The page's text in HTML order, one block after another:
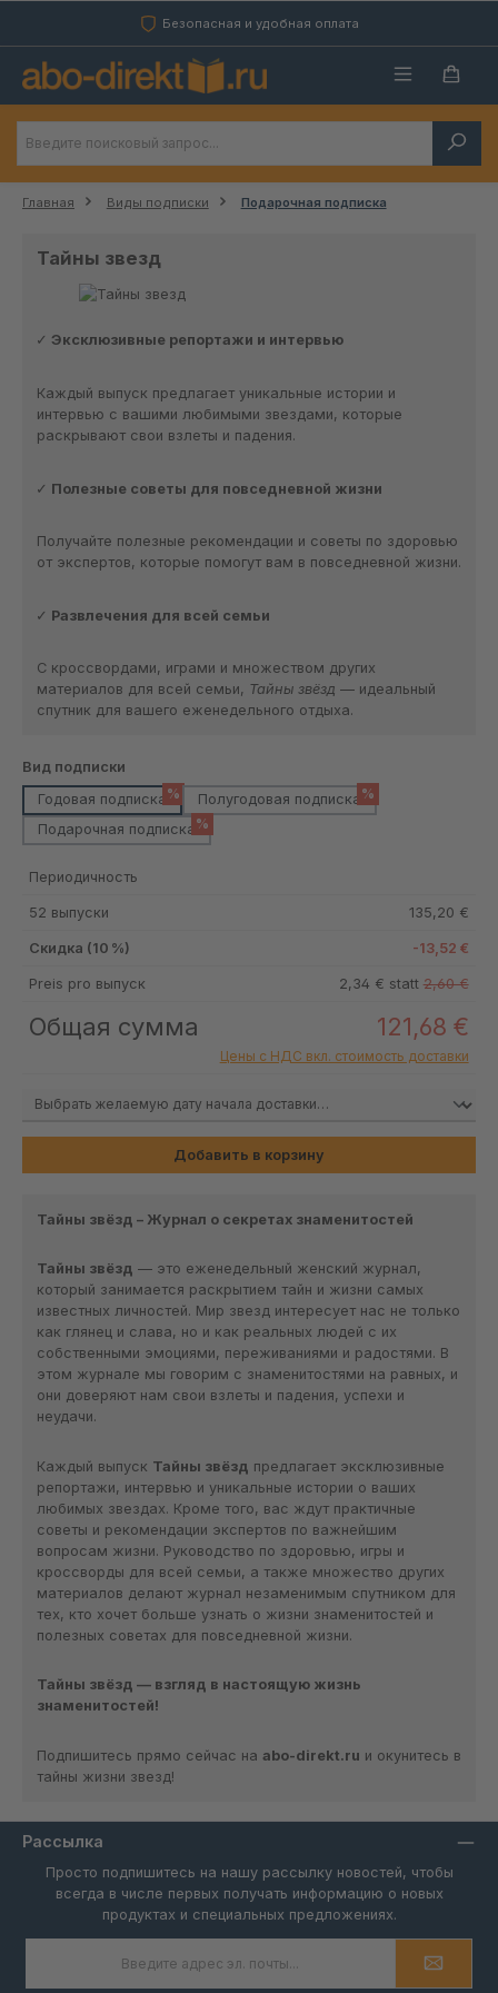
Перейти к основному содержаниюБезопасная и удобная оплата
Главная Виды подписки Подарочная подписка
Тайны звезд
Эксклюзивные репортажи и интервью
Каждый выпуск предлагает уникальные истории и
интервью с вашими любимыми звездами, которые
раскрывают свои взлеты и падения.
Полезные советы для повседневной жизни
Получайте полезные рекомендации и советы по здоровью
от экспертов, которые помогут вам в повседневной жизни.
Развлечения для всей семьи
С кроссвордами, играми и множеством других
материалов для всей семьи, Тайны звёзд — идеальный
спутник для вашего еженедельного отдыха.
Выберите
Вид подписки
Годовая подписка % Полугодовая подписка %
Подарочная подписка %
Периодичность
52 выпуски 135,20 €
Скидка (10 %) -13,52 €
Preis pro выпуск 2,34 € statt 2,60 €
Общая сумма 121,68 €
Цены с НДС вкл. стоимость доставки
Добавить в корзину
Тайны звёзд – Журнал о секретах знаменитостей
Тайны звёзд — это еженедельный женский журнал,
который занимается раскрытием тайн и жизни самых
известных личностей. Мир звезд интересует нас не только
как глянец и слава, но и как реальных людей с их
собственными эмоциями, переживаниями и радостями. В
этом журнале мы говорим с знаменитостями на равных, и
они доверяют нам свои взлеты и падения, успехи и
неудачи.
Каждый выпуск Тайны звёзд предлагает эксклюзивные
репортажи, интервью и уникальные истории о ваших
любимых звездах. Кроме того, вас ждут практичные
советы и рекомендации экспертов по важнейшим
вопросам жизни. Руководство по здоровью, игры и
кроссворды для всей семьи, а также множество других
материалов делают журнал незаменимым спутником для
тех, кто хочет больше узнать о жизни знаменитостей и
полезных советах для повседневной жизни.
Тайны звёзд — взгляд в настоящую жизнь
знаменитостей!
Подпишитесь прямо сейчас на abo-direkt.ru и окунитесь в
тайны жизни звезд!
Рассылка
Просто подпишитесь на нашу рассылку новостей, чтобы
всегда в числе первых получать информацию о новых
продуктах и специальных предложениях.